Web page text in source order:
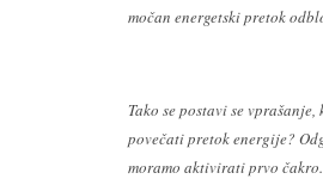
močan energetski pretok
Tako se postavi se vprašanje,
povečati pretok energije?
moramo aktivirati prvo